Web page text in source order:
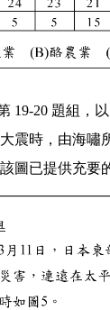
19-20 題組，以
震時，由海嘯
圖已提供充要